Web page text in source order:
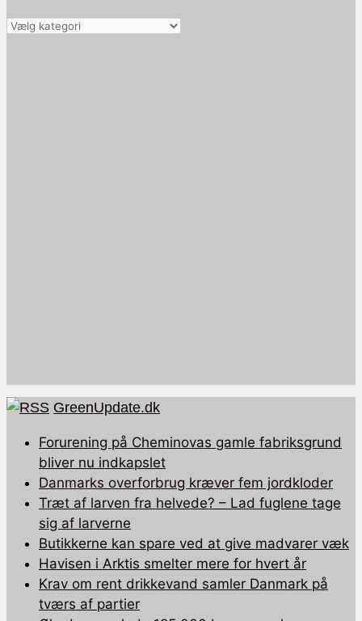
Vælg
GreenUpdate.dk
Forurening på Cheminovas gamle fabriksgrund
bliver nu indkapslet
Danmarks overforbrug kræver fem jordkloder
Træt af larven fra helvede? – Lad fuglene tage
sig af larverne
Butikkerne kan spare ved at give madvarer væk
Havisen i Arktis smelter mere for hvert år
Krav om rent drikkevand samler Danmark på
tværs af partier